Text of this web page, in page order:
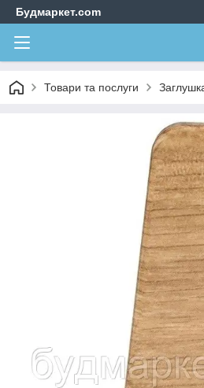
Будмаркет.com
Товари та послуги